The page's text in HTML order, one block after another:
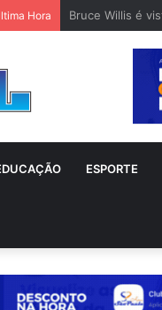
Hora Bruce Willis é
ESPORTE